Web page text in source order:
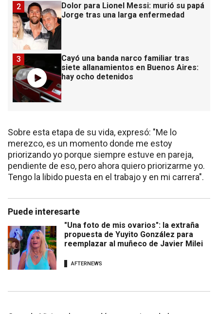
Dolor para Lionel Messi: murió su papá
Jorge tras una larga enfermedad
2
Cayó una banda narco familiar tras
siete allanamientos en Buenos Aires:
hay ocho detenidos
3
Sobre esta etapa de su vida, expresó: "Me lo
merezco, es un momento donde me estoy
priorizando yo porque siempre estuve en pareja,
pendiente de eso, pero ahora quiero priorizarme yo.
Tengo la libido puesta en el trabajo y en mi carrera".
Puede interesarte
"Una foto de mis ovarios": la extraña
propuesta de Yuyito González para
reemplazar al muñeco de Javier Milei
AFTERNEWS